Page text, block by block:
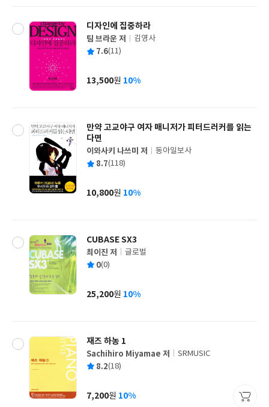
디자인에 집중하라
글
쓴
팀 브라운 저
출
사
김영사
평 7.6(11)
가
13,500원 10%
만약 고교야구 여자 매니저가 피터드러커를 읽는
다면
글
쓴
이와사키 나쓰미 저
출
사
동아일보사
평 8.7(118)
가
10,800원 10%
CUBASE SX3
글
쓴
최이진 저
출
사
글로벌
평 0(0)
가
25,200원 10%
재즈 하농 1
글
쓴
Sachihiro Miyamae 저
출
사
SRMUSIC
평 8.2(18)
가
7,200원 10%